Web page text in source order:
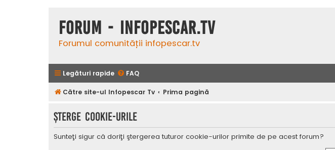
Forum - InfoPescar.Tv
Forumul comunității infopescar.tv
Legături rapide FAQ
Către site-ul Infopescar Tv Prima pagină
Şterge cookie-urile
Sunteţi sigur că doriţi ştergerea tuturor cookie-urilor primite de pe acest forum?